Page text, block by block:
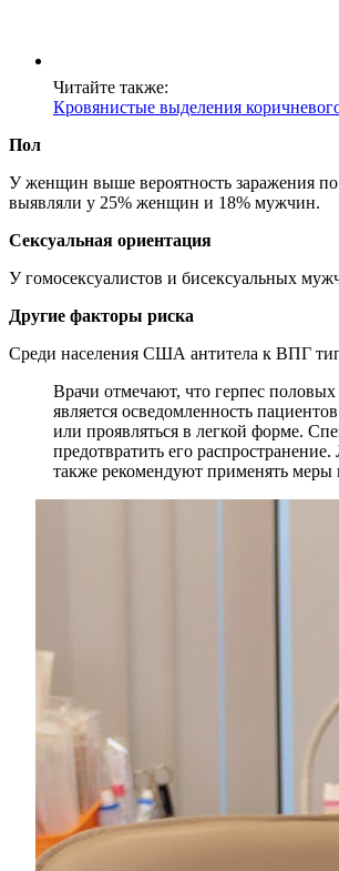
Читайте также:
Кровянистые выделения
Пол
У женщин выше вероятность заражения
выявляли у 25% женщин и 18% мужчин.
Сексуальная ориентация
У гомосексуалистов и бисексуальных
Другие факторы риска
Среди населения США антитела к ВПГ
Врачи отмечают, что герпес
является осведомленность
или проявляться в легкой форме.
предотвратить его
также рекомендуют применять меры